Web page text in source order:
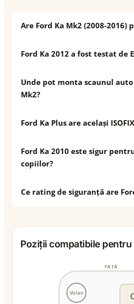
Are Ford Ka Mk2 (2008-2016)
Ford Ka 2012 a fost testat de
Unde pot monta scaunul auto
Mk2?
Ford Ka Plus are același
Ford Ka 2010 este sigur
copiilor?
Ce rating de siguranță are
Poziții compatibile
Volan
FAȚĂ